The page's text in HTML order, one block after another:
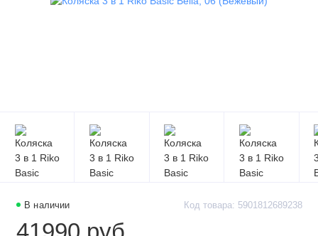
В наличии Код товара: 5901812689238